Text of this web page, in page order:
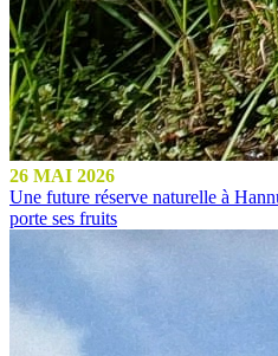
26 MAI 2026
Une future réserve naturelle à
porte ses fruits